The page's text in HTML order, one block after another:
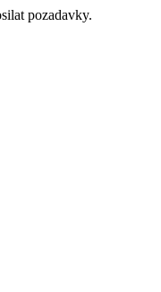
pozadavky.